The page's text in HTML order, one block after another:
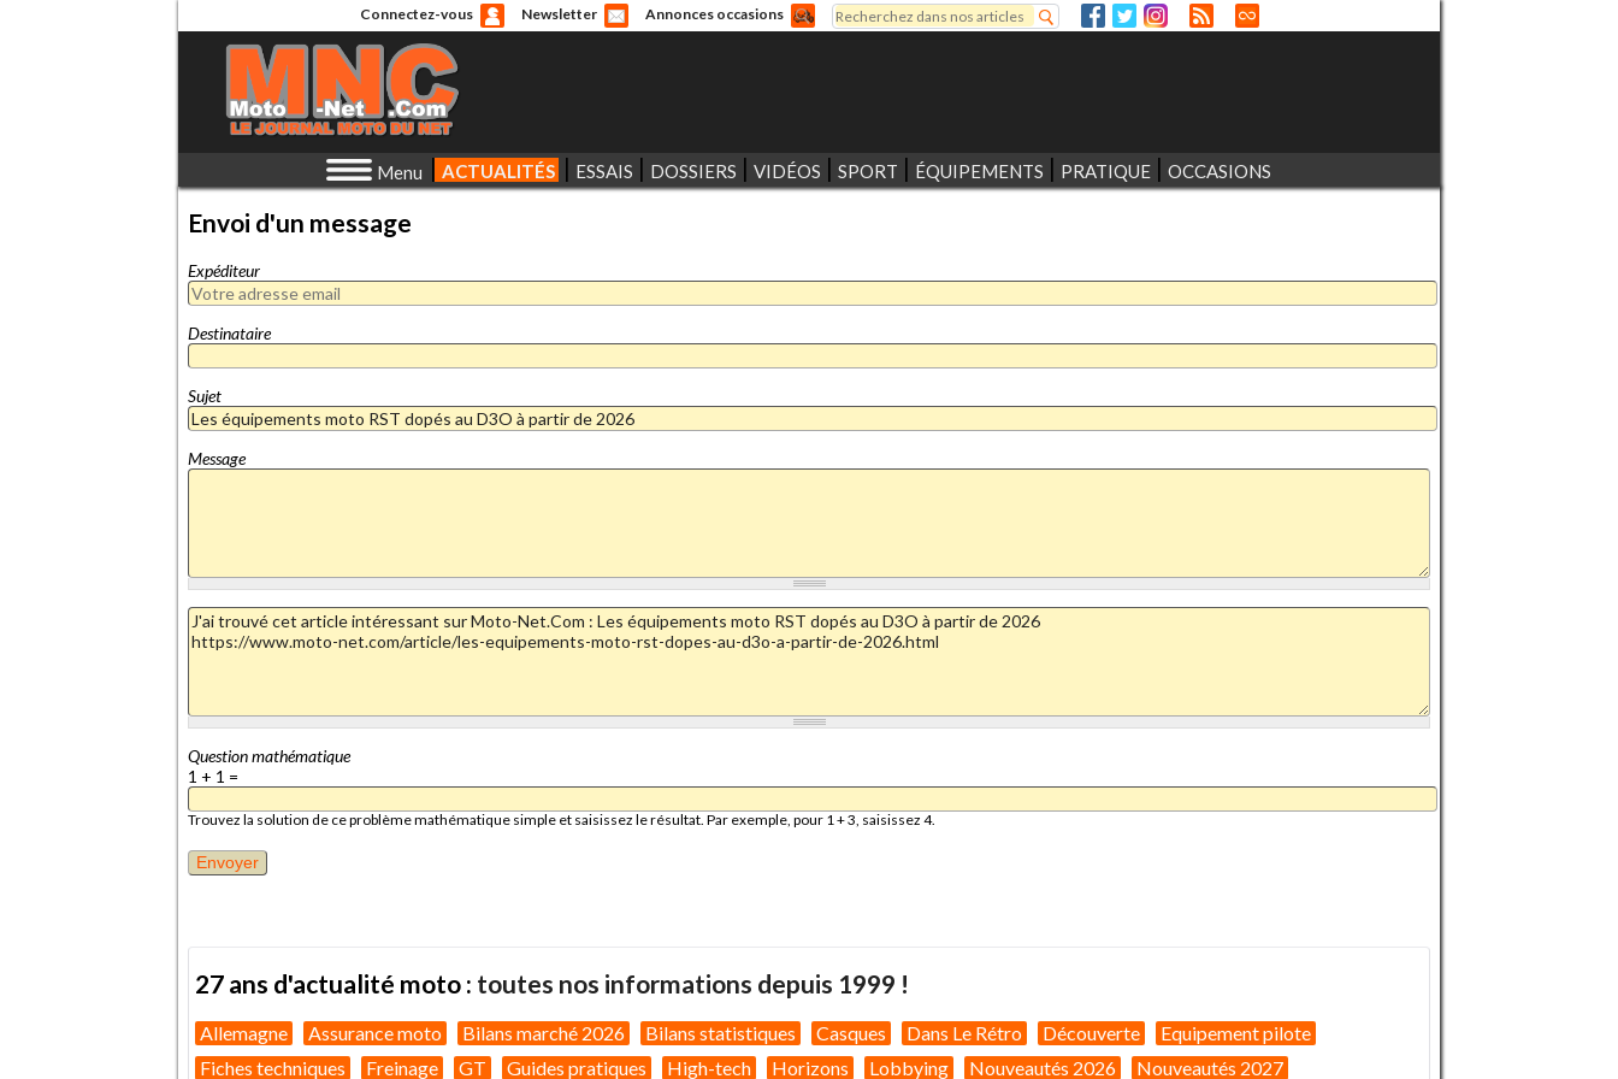
Connectez-vous Newsletter Annonces occasions
Formulaire de recherche
Rechercher
Menu ACTUALITÉS ESSAIS DOSSIERS VIDÉOS SPORT ÉQUIPEMENTS PRATIQUE OCCASIONS
Envoi d'un message
Expéditeur
Destinataire
Sujet
Message
Question mathématique
1 + 1 =
Trouvez la solution de ce problème mathématique simple et saisissez le résultat. Par exemple, pour 1 + 3, saisissez 4.
27 ans d'actualité moto : toutes nos informations depuis 1999 !
Allemagne Assurance moto Bilans marché 2026 Bilans statistiques Casques Dans Le Rétro Découverte
Equipement pilote
Fiches techniques
Freinage GT Guides pratiques High-tech Horizons Lobbying Nouveautés 2026 Nouveautés 2027